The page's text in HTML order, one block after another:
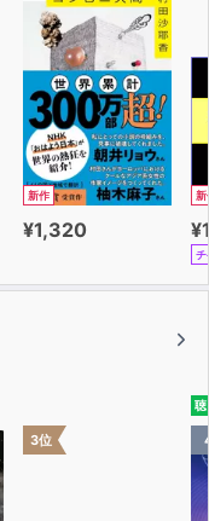
新作
¥1,320
新
チ
3位
聴